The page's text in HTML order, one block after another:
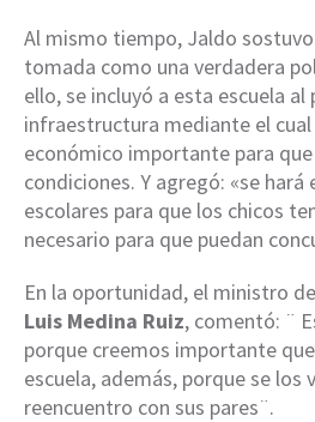
Al mismo tiempo, Jaldo
tomada como una verdadera
ello, se incluyó a esta escuela
infraestructura mediante el
económico importante para
condiciones. Y agregó: «se
escolares para que los chicos
necesario para que puedan
En la oportunidad, el ministro
Luis Medina Ruiz, comentó: ¨
porque creemos importante
escuela, además, porque se los
reencuentro con sus pares¨.